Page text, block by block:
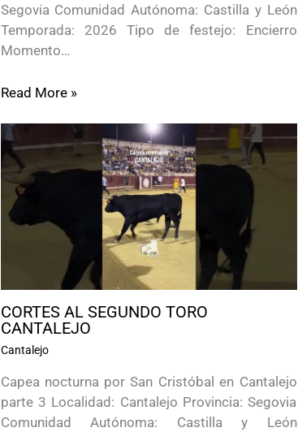
Segovia Comunidad Autónoma: Castilla y León
Temporada: 2026 Tipo de festejo: Encierro
Momento…
Read More »
CORTES AL SEGUNDO TORO
CANTALEJO
Cantalejo
Capea nocturna por San Cristóbal en Cantalejo
parte 3 Localidad: Cantalejo Provincia: Segovia
Comunidad Autónoma: Castilla y León